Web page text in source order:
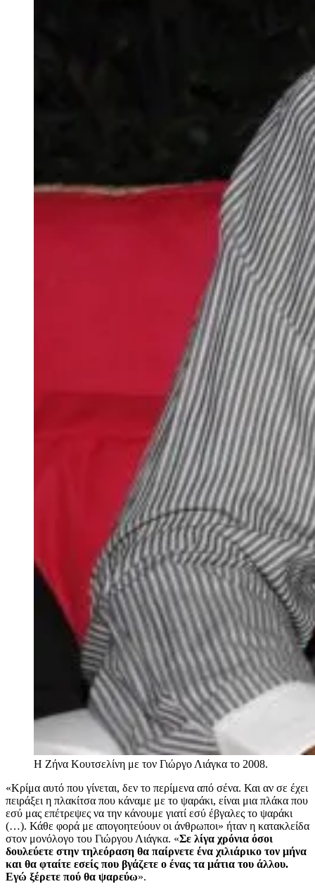
Η Ζήνα Κουτσελίνη με τον Γιώργο Λιάγκα το 2008.
«Κρίμα αυτό που γίνεται, δεν το περίμενα από σένα. Και αν σε έχει
πειράξει η πλακίτσα που κάναμε με το ψαράκι, είναι μια πλάκα που
εσύ μας επέτρεψες να την κάνουμε γιατί εσύ έβγαλες το ψαράκι
(…). Κάθε φορά με απογοητεύουν οι άνθρωποι» ήταν η κατακλείδα
στον μονόλογο του Γιώργου Λιάγκα. «Σε λίγα χρόνια όσοι
δουλεύετε στην τηλεόραση θα παίρνετε ένα χιλιάρικο τον μήνα
και θα φταίτε εσείς που βγάζετε ο ένας τα μάτια του άλλου.
Εγώ ξέρετε πού θα ψαρεύω».